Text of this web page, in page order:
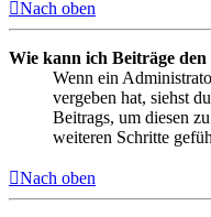
Nach oben
Wie kann ich Beiträge
Wenn ein
vergeben hat, siehst
Beitrags, um diesen
weiteren Schritte
Nach oben